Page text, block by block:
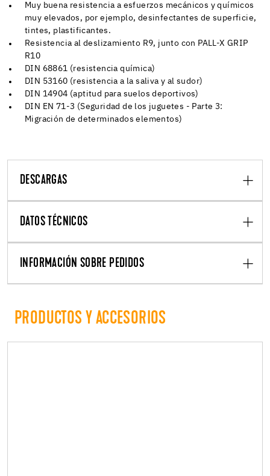
Muy buena resistencia a esfuerzos mecánicos y químicos
muy elevados, por ejemplo, desinfectantes de superficie,
tintes, plastificantes.
Resistencia al deslizamiento R9, junto con PALL-X GRIP
R10
DIN 68861 (resistencia química)
DIN 53160 (resistencia a la saliva y al sudor)
DIN 14904 (aptitud para suelos deportivos)
DIN EN 71-3 (Seguridad de los juguetes - Parte 3:
Migración de determinados elementos)
DESCARGAS
DATOS TÉCNICOS
INFORMACIÓN SOBRE PEDIDOS
PRODUCTOS Y ACCESORIOS